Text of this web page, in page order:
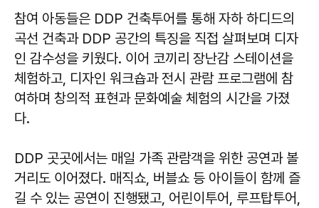
참여 아동들은 DDP 건축투어를 통해 자하 하디드의
곡선 건축과 DDP 공간의 특징을 직접 살펴보며 디자
인 감수성을 키웠다. 이어 코끼리 장난감 스테이션을
체험하고, 디자인 워크숍과 전시 관람 프로그램에 참
여하며 창의적 표현과 문화예술 체험의 시간을 가졌
다.
DDP 곳곳에서는 매일 가족 관람객을 위한 공연과 볼
거리도 이어졌다. 매직쇼, 버블쇼 등 아이들이 함께 즐
길 수 있는 공연이 진행됐고, 어린이투어, 루프탑투어,